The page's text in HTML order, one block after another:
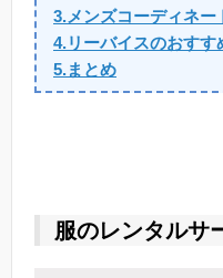
3.メンズコーディネー
4.リーバイスのおすす
5.まとめ
服のレンタルサ